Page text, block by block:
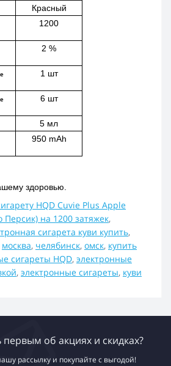
Красный
1200
2 %
1 шт
6 шт
5 мл
950 mAh
здоровью.
HQD Cuvie Plus Apple
Персик) на 1200 затяжек,
сигарета куви купить,
москва, челябинск, омск, купить
сигареты HQD, электронные
, электронные сигареты, куви
первым об акциях и скидках?
рассылку и покупайте с выгодой!